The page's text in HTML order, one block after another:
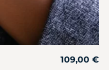
109,00 €